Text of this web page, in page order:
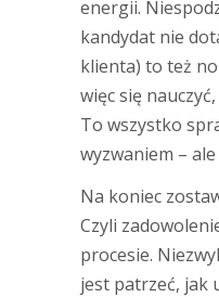
energii.
kandydat nie
klienta) to też
więc się
To wszystko
wyzwaniem –
Na koniec
Czyli
procesie.
jest patrzeć, jak